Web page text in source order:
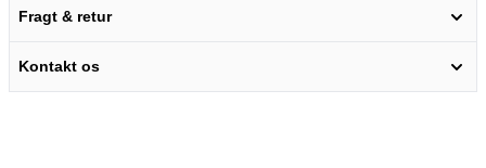
Fragt & retur
Kontakt os